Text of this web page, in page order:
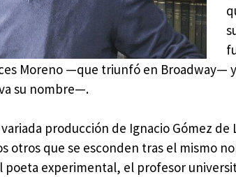
Moreno —que triunfó en Broadway—
su nombre—.
producción de Ignacio Gómez
otros que se esconden tras el mismo
poeta experimental, el profesor